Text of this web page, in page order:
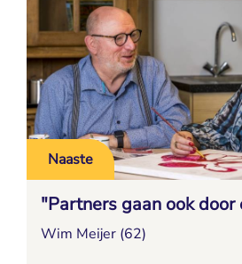
Naaste
"Partners gaan ook door
Wim Meijer (62)